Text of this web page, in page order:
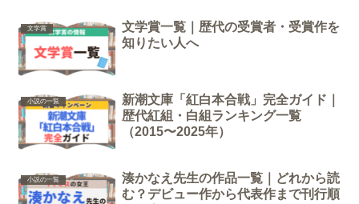
文学賞
文学賞一覧｜歴代の受賞者・受賞作を
知りたい人へ
小説の一覧
新潮文庫「紅白本合戦」完全ガイド｜
歴代紅組・白組ランキング一覧
（2015〜2025年）
小説の一覧
湊かなえ先生の作品一覧｜どれから読
む？デビュー作から代表作まで刊行順